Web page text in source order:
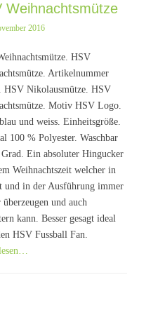
Weihnachtsmütze
2016
HSV
Artikelnummer
HSV Nikolausmütze. HSV
Motiv HSV Logo.
und weiss. Einheitsgröße.
100 % Polyester. Waschbar
Ein absoluter Hingucker
Weihnachtszeit welcher in
und in der Ausführung immer
überzeugen und auch
kann. Besser gesagt ideal
HSV Fussball Fan.